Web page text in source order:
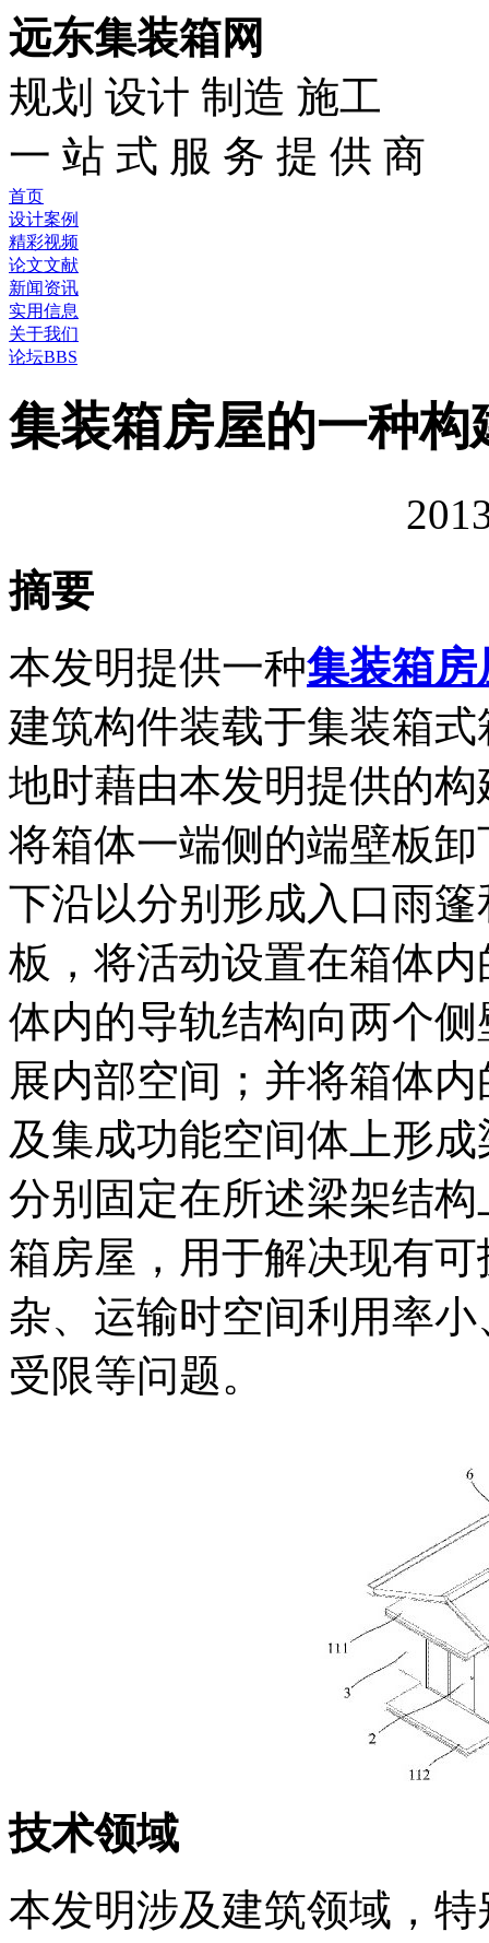
远东集装箱网
规划 设计 制造 施工
一 站 式 服 务 提 供 商
首页
设计案例
精彩视频
论文文献
新闻资讯
实用信息
关于我们
论坛BBS
集装箱房屋的一种构
摘要
本发明提供一种集装箱房
建筑构件装载于集装箱
地时藉由本发明提供的
将箱体一端侧的端壁板
下沿以分别形成入口雨
板，将活动设置在箱体
体内的导轨结构向两个
展内部空间；并将箱体
及集成功能空间体上形
分别固定在所述梁架结
箱房屋，用于解决现有
杂、运输时空间利用率
受限等问题。
技术领域
本发明涉及建筑领域，